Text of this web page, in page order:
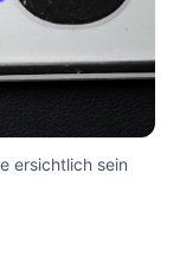
ersichtlich sein